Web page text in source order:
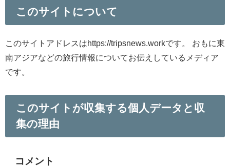
このサイトについて
このサイトアドレスはhttps://tripsnews.workです。 おもに東
南アジアなどの旅行情報についてお伝えしているメディア
です。
このサイトが収集する個人データと収
集の理由
コメント